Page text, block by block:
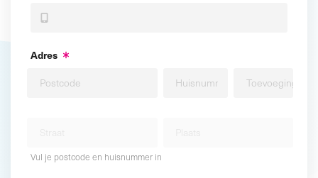
Adres
Vul je postcode en huisnummer in